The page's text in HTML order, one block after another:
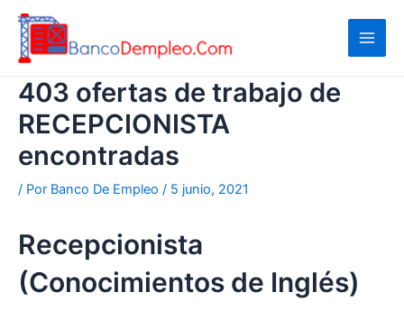
contenido
403 ofertas de trabajo de
RECEPCIONISTA
encontradas
/ Por Banco De Empleo / 5 junio, 2021
Recepcionista
(Conocimientos de Inglés)